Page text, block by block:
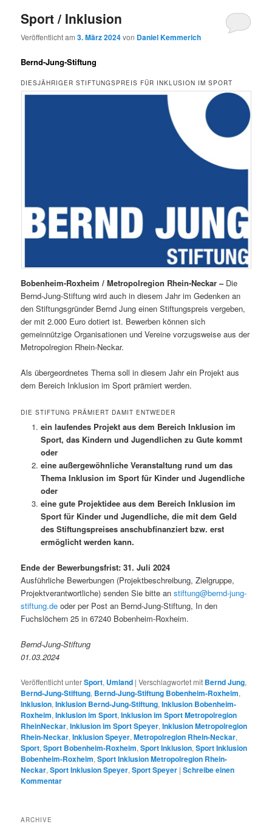
Sport / Inklusion
Veröffentlicht am3. März 2024von Daniel Kemmerich
Bernd-Jung-Stiftung
DIESJÄHRIGER STIFTUNGSPREIS FÜR INKLUSION IM SPORT
Bobenheim-Roxheim / Metropolregion Rhein-Neckar –Die
Bernd-Jung-Stiftung wird auch in diesem Jahr im Gedenken an
den Stiftungsgründer Bernd Jung einen Stiftungspreis vergeben,
der mit 2.000 Euro dotiert ist. Bewerben können sich
gemeinnützige Organisationen und Vereine vorzugsweise aus der
Metropolregion Rhein-Neckar.
Als übergeordnetes Thema soll in diesem Jahr ein Projekt aus
dem Bereich Inklusion im Sport prämiert werden.
DIE STIFTUNG PRÄMIERT DAMIT ENTWEDER
ein laufendes Projekt aus dem Bereich Inklusion im
Sport, das Kindern und Jugendlichen zu Gute kommt
oder
eine außergewöhnliche Veranstaltung rund um das
Thema Inklusion im Sport für Kinder und Jugendliche
oder
eine gute Projektidee aus dem Bereich Inklusion im
Sport für Kinder und Jugendliche, die mit dem Geld
des Stiftungspreises anschubfinanziert bzw. erst
ermöglicht werden kann.
Ende der Bewerbungsfrist: 31. Juli 2024
Ausführliche Bewerbungen (Projektbeschreibung, Zielgruppe,
Projektverantwortliche) senden Sie bitte anstiftung@bernd-jung-
stiftung.de oder per Post an Bernd-Jung-Stiftung, In den
Fuchslöchern 25 in 67240 Bobenheim-Roxheim.
Bernd-Jung-Stiftung
01.03.2024
Veröffentlicht unterSport, Umland |Verschlagwortet mit Bernd Jung,
Bernd-Jung-Stiftung, Bernd-Jung-Stiftung Bobenheim-Roxheim,
Inklusion,Inklusion Bernd-Jung-Stiftung,Inklusion Bobenheim-
Roxheim,Inklusion im Sport,Inklusion im Sport Metropolregion
RheinNeckar,Inklusion im Sport Speyer,Inklusion Metropolregion
Rhein-Neckar,Inklusion Speyer,Metropolregion Rhein-Neckar,
Sport,Sport Bobenheim-Roxheim,Sport Inklusion,Sport Inklusion
Bobenheim-Roxheim,Sport Inklusion Metropolregion Rhein-
Neckar,Sport Inklusion Speyer,Sport Speyer |Schreibe einen
Kommentar
ARCHIVE